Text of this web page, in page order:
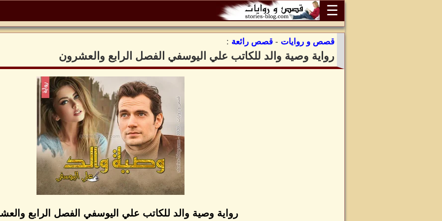
☰
قصص و روايات - قصص رائعة :
رواية وصية والد للكاتب علي اليوسفي الفصل الرابع والعشرون
رواية وصية والد للكاتب علي اليوسفي الفصل الرابع